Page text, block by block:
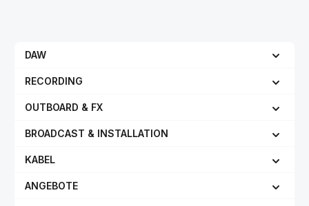
DAW
RECORDING
OUTBOARD & FX
BROADCAST & INSTALLATION
KABEL
ANGEBOTE